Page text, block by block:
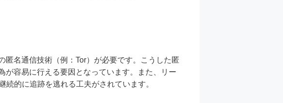
匿名通信技術（例：Tor）が必要です。こうした匿
が容易に行える要因となっています。また、リー
的に追跡を逃れる工夫がされています。